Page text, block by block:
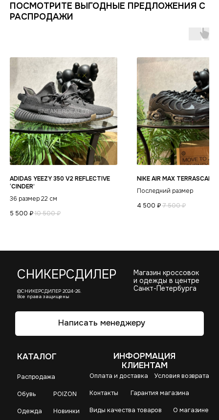
ПОСМОТРИТЕ ВЫГОДНЫЕ ПРЕДЛОЖЕНИЯ С
РАСПРОДАЖИ
ADIDAS YEEZY 350 V2 REFLECTIVE
‘CINDER’
36 размер 22 см
5 500 ₽10 500₽
NIKE AIR MAX TERRASCAPE
Последний размер
4 500 ₽7 500₽
КЛИЕНТАМ
Оплата и доставка Условия возврата
Политика
конфиденциальности
Распродажа